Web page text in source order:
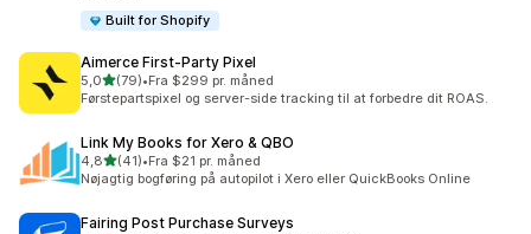
Built for Shopify
Aimerce First‑Party Pixel
5,0ud af 5 stjerner
(79)
79 anmeldelser i alt
•Fra $299 pr. måned
Førstepartspixel og server-side tracking til at forbedre dit ROAS.
Link My Books for Xero & QBO
4,8ud af 5 stjerner
(41)
41 anmeldelser i alt
•Fra $21 pr. måned
Nøjagtig bogføring på autopilot i Xero eller QuickBooks Online
Fairing Post Purchase Surveys